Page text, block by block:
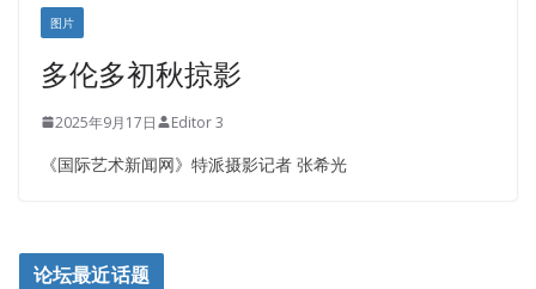
图片
多伦多初秋掠影
2025年9月17日 Editor 3
《国际艺术新闻网》特派摄影记者 张希光
论坛最近话题